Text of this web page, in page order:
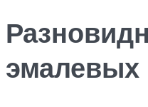
эмалевых